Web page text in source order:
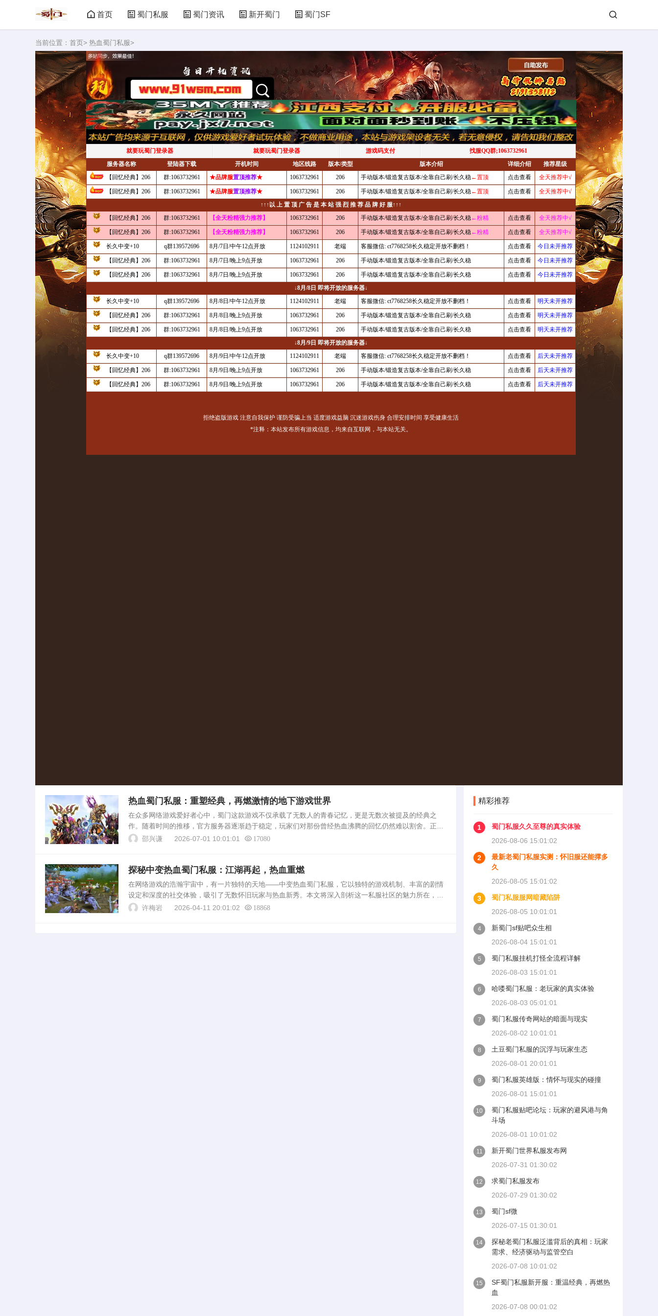
首页 蜀门私服 蜀门资讯 新开蜀门 蜀门SF
当前位置： 首页> 热血蜀门私服>
热血蜀门私服：重塑经典，再燃激情的地下游戏世界
在众多网络游戏爱好者心中，蜀门这款游戏不仅承载了无数人的青春记忆，更是无数次被提及的经典之
作。随着时间的推移，官方服务器逐渐趋于稳定，玩家们对那份曾经热血沸腾的回忆仍然难以割舍。正是
在这样的背景下，“热血蜀门私服”应运而生，为那些渴望重温旧梦的玩家们提供了一片可以自由驰骋的天
邵兴谦 2026-07-01 10:01:01 17080
探秘中变热血蜀门私服：江湖再起，热血重燃
在网络游戏的浩瀚宇宙中，有一片独特的天地——中变热血蜀门私服，它以独特的游戏机制、丰富的剧情
设定和深度的社交体验，吸引了无数怀旧玩家与热血新秀。本文将深入剖析这一私服社区的魅力所在，从
其起源、特色玩法、社区文化到面临的挑战与未来展望，带您一探这江湖再起、热血重燃的虚拟世界。起
许梅岩 2026-04-11 20:01:02 18868
精彩推荐
1
蜀门私服久久至尊的真实体验
2026-08-06 15:01:02
2
最新老蜀门私服实测：怀旧服还能撑多
久
2026-08-05 15:01:02
3
蜀门私服服网暗藏陷阱
2026-08-05 10:01:01
4
新蜀门sf贴吧众生相
2026-08-04 15:01:01
5
蜀门私服挂机打怪全流程详解
2026-08-03 15:01:01
6
哈喽蜀门私服：老玩家的真实体验
2026-08-03 05:01:01
7
蜀门私服传奇网站的暗面与现实
2026-08-02 10:01:01
8
土豆蜀门私服的沉浮与玩家生态
2026-08-01 20:01:01
9
蜀门私服英雄版：情怀与现实的碰撞
2026-08-01 15:01:01
10
蜀门私服贴吧论坛：玩家的避风港与角
斗场
2026-08-01 10:01:02
11
新开蜀门世界私服发布网
2026-07-31 01:30:02
12
求蜀门私服发布
2026-07-29 01:30:02
13
蜀门sf微
2026-07-15 01:30:01
14
探秘老蜀门私服泛滥背后的真相：玩家
需求、经济驱动与监管空白
2026-07-08 10:01:02
15
SF蜀门私服新开服：重温经典，再燃热
血
2026-07-08 00:01:02